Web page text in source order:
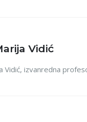
Vidić
Vidić, izvanredna